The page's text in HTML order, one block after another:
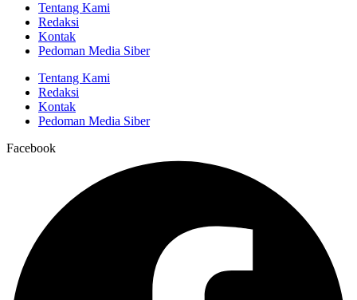
Tentang Kami
Redaksi
Kontak
Pedoman Media Siber
Tentang Kami
Redaksi
Kontak
Pedoman Media Siber
Facebook